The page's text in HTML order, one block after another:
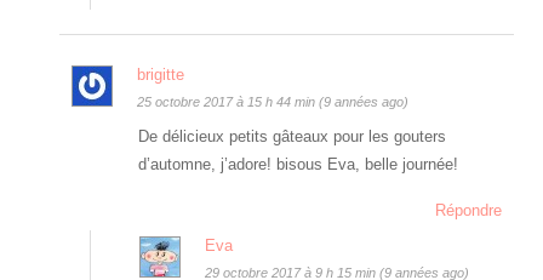
brigitte
25 octobre 2017 à 15 h 44 min (9 années ago)
De délicieux petits gâteaux pour les gouters
d’automne, j’adore! bisous Eva, belle journée!
Répondre
Eva
29 octobre 2017 à 9 h 15 min (9 années ago)